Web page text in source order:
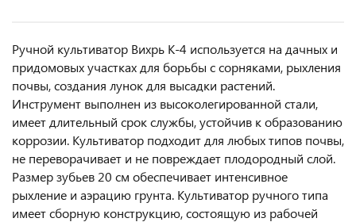
Ручной культиватор Вихрь К-4 используется на дачных и
придомовых участках для борьбы с сорняками, рыхления
почвы, создания лунок для высадки растений.
Инструмент выполнен из высоколегированной стали,
имеет длительный срок службы, устойчив к образованию
коррозии. Культиватор подходит для любых типов почвы,
не переворачивает и не повреждает плодородный слой.
Размер зубьев 20 см обеспечивает интенсивное
рыхление и аэрацию грунта. Культиватор ручного типа
имеет сборную конструкцию, состоящую из рабочей